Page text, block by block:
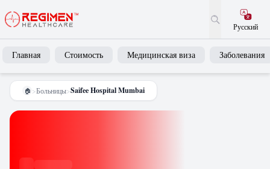
Русский
Главная Стоимость Медицинская виза Заболевания
🏠 >Больницы>Saifee Hospital Mumbai